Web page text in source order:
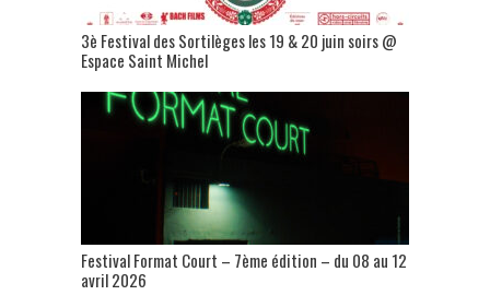
3è Festival des Sortilèges les 19 & 20 juin soirs @
Espace Saint Michel
Festival Format Court – 7ème édition – du 08 au 12
avril 2026